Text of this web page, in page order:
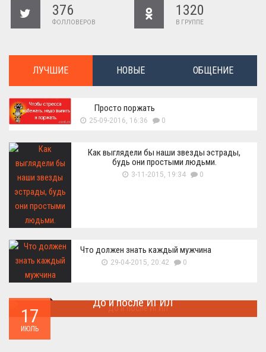
376
ФОЛЛОВЕРОВ
1320
В ГРУППЕ
ЛУЧШИЕ НОВЫЕ ОБЩЕНИЕ
Просто поржать
25-09-2016, 16:36 0
Как выглядели бы наши звезды эстрады,
будь они простыми людьми.
3-11-2015, 19:34 0
Что должен знать каждый мужчина
29-04-2015, 20:42 0
17
ИЮЛЬ
До и после ИГИЛ